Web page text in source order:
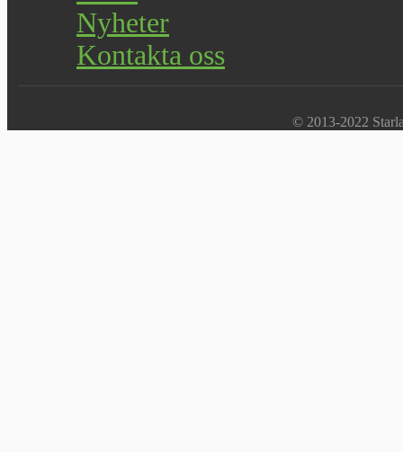
Nyheter
Kontakta oss
© 2013-2022